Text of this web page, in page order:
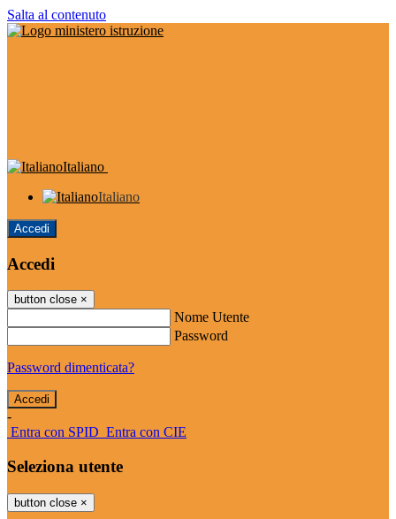
Salta al contenuto
Italiano
Italiano
Accedi
Accedi
button close ×
Nome Utente
Password
Password dimenticata?
-
Entra con SPID Entra con CIE
Seleziona utente
button close ×